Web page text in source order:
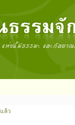
ล้ว